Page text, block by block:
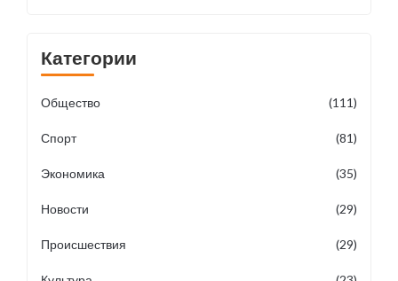
Категории
Общество (111)
Спорт (81)
Экономика (35)
Новости (29)
Происшествия (29)